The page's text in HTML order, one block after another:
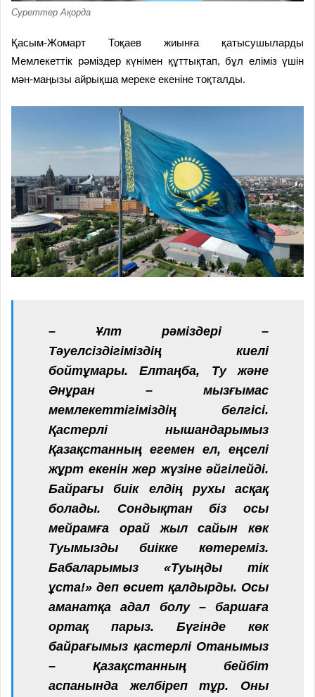
Суреттер Ақорда
Қасым-Жомарт Тоқаев жиынға қатысушыларды
Мемлекеттік рәміздер күнімен құттықтап, бұл еліміз үшін
мән-маңызы айрықша мереке екеніне тоқталды.
– Ұлт рәміздері –
Тәуелсіздігіміздің киелі
бойтұмары. Елтаңба, Ту және
Әнұран – мызғымас
мемлекеттігіміздің белгісі.
Қастерлі нышандарымыз
Қазақстанның егемен ел, еңселі
жұрт екенін жер жүзіне әйгілейді.
Байрағы биік елдің рухы асқақ
болады. Сондықтан біз осы
мейрамға орай жыл сайын көк
Туымызды биікке көтереміз.
Бабаларымыз «Туыңды тік
ұста!» деп өсиет қалдырды. Осы
аманатқа адал болу – баршаға
ортақ парыз. Бүгінде көк
байрағымыз қастерлі Отанымыз
– Қазақстанның бейбіт
аспанында желбіреп тұр. Оны